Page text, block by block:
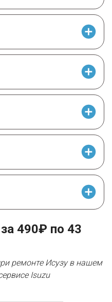
490₽ по 43
ремонте Исузу в нашем
Isuzu